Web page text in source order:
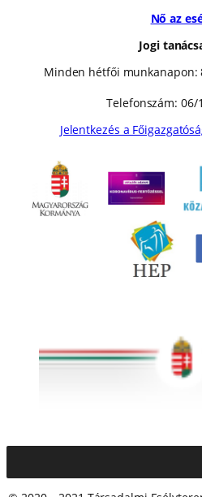
Nő az
Jogi
Minden hétfői munkanapon:
Telefonszám: 06/
Jelentkezés a